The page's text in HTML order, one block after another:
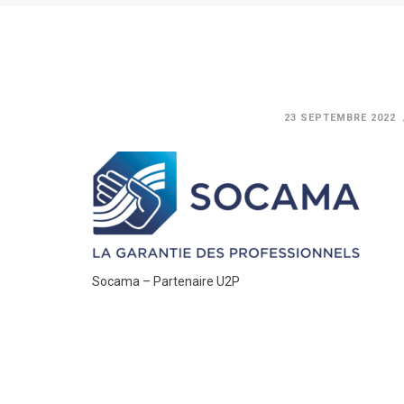
23 SEPTEMBRE 2022
Socama – Partenaire U2P